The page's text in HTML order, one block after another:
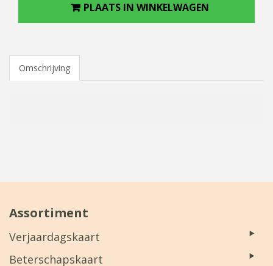
PLAATS IN WINKELWAGEN
Omschrijving
Assortiment
Verjaardagskaart
Beterschapskaart